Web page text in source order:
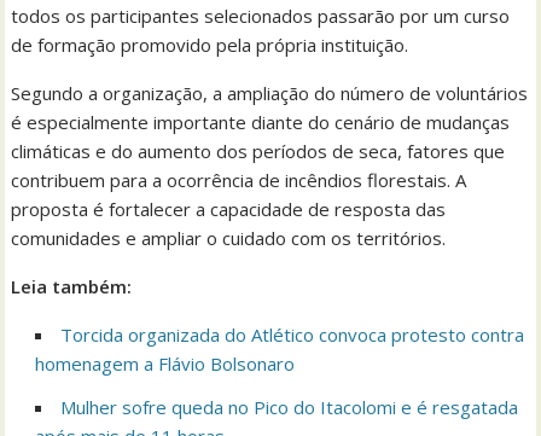
todos os participantes selecionados passarão por um curso
de formação promovido pela própria instituição.
Segundo a organização, a ampliação do número de voluntários
é especialmente importante diante do cenário de mudanças
climáticas e do aumento dos períodos de seca, fatores que
contribuem para a ocorrência de incêndios florestais. A
proposta é fortalecer a capacidade de resposta das
comunidades e ampliar o cuidado com os territórios.
Leia também:
Torcida organizada do Atlético convoca protesto contra
homenagem a Flávio Bolsonaro
Mulher sofre queda no Pico do Itacolomi e é resgatada